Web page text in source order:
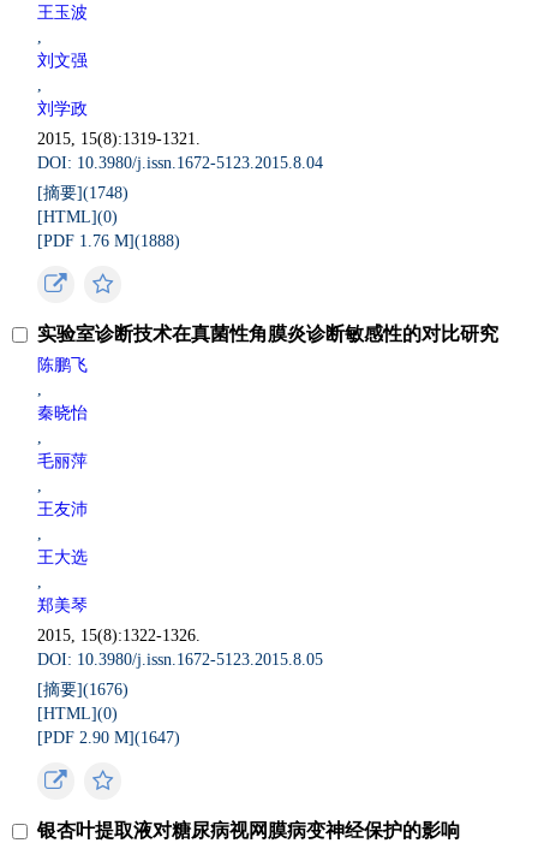
王玉波
,
刘文强
,
刘学政
2015, 15(8):1319-1321.
DOI: 10.3980/j.issn.1672-5123.2015.8.04
[摘要](1748)
[HTML](0)
[PDF 1.76 M](1888)
实验室诊断技术在真菌性角膜炎诊断敏感性的对比研究
陈鹏飞
,
秦晓怡
,
毛丽萍
,
王友沛
,
王大选
,
郑美琴
2015, 15(8):1322-1326.
DOI: 10.3980/j.issn.1672-5123.2015.8.05
[摘要](1676)
[HTML](0)
[PDF 2.90 M](1647)
银杏叶提取液对糖尿病视网膜病变神经保护的影响